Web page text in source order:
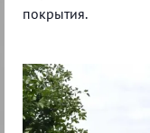
покрытия.